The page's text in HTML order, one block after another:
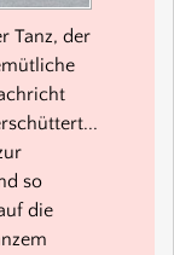
Tanz, der
so
die